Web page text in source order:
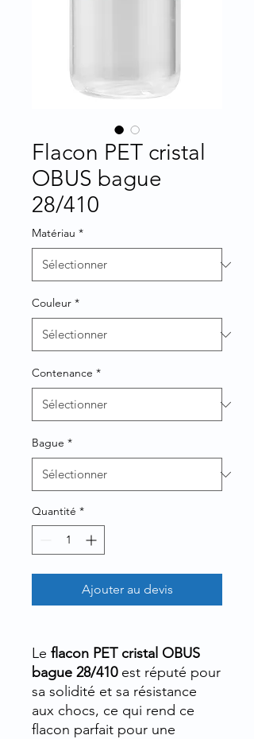
Flacon PET cristal
OBUS bague
28/410
Matériau *
Couleur *
Contenance *
Bague *
Quantité *
Ajouter au devis
Le flacon PET cristal OBUS
bague 28/410est réputé pour
sa solidité et sa résistance
aux chocs, ce qui rend ce
flacon parfait pour une